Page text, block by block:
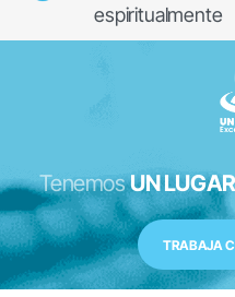
espiritualmente
TenemosUN
TRABAJA